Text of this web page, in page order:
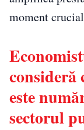
moment
este
sectorul